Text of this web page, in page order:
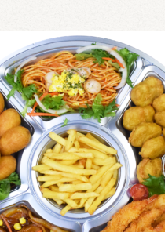
プディッシュ
包装タイプ
ガーフード
グレード